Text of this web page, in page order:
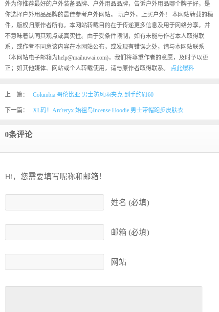
外为你推荐最好的户外装备品牌、户外用品品牌，告诉户外用品哪个牌子好，是
你选择户外用品品牌的最佳参考户外网站。 玩户外，上买户外！ 本网站转载的稿
件，版权归原作者所有。本网站转载目的在于传递更多信息及用于网络分享，并
不意味着认同其观点或真实性。由于受条件限制，如有未能与作者本人取得联
系，或作者不同意该内容在本网站公布，或发现有错误之处，请与本网站联系
（本网站电子邮箱为help@maihuwai.com)，我们将尊重作者的意愿，及时予以更
正；如其他媒体、网站或个人转载使用，请与原作者取得联系。 点此爆料
上一篇： Columbia 哥伦比亚 男士防风雨夹克 到手约¥160
下一篇： XL码！Arc'teryx 始祖鸟Incense Hoodie 男士带帽跑步皮肤衣
0条评论
Hi，您需要填写昵称和邮箱！
姓名 (必填)
邮箱 (必填)
网站